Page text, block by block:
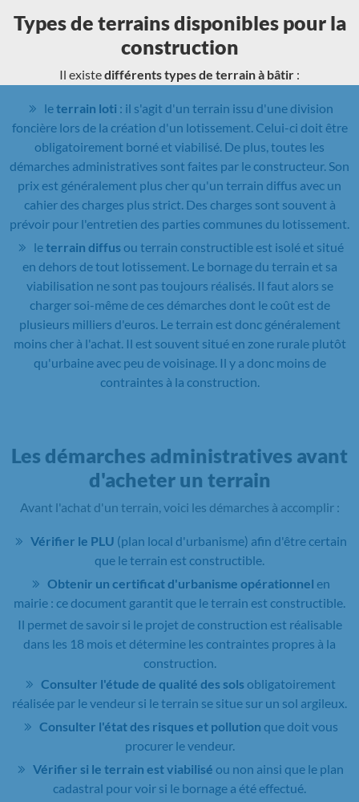
Types de terrains disponibles pour la
construction
Il existedifférents types de terrain à bâtir :
leterrain loti : il s'agit d'un terrain issu d'une division
foncière lors de la création d'un lotissement. Celui-ci doit être
obligatoirement borné et viabilisé. De plus, toutes les
démarches administratives sont faites par le constructeur. Son
prix est généralement plus cher qu'un terrain diffus avec un
cahier des charges plus strict. Des charges sont souvent à
prévoir pour l'entretien des parties communes du lotissement.
leterrain diffusou terrain constructible est isolé et situé
en dehors de tout lotissement. Le bornage du terrain et sa
viabilisation ne sont pas toujours réalisés. Il faut alors se
charger soi-même de ces démarches dont le coût est de
plusieurs milliers d'euros. Le terrain est donc généralement
moins cher à l'achat. Il est souvent situé en zone rurale plutôt
qu'urbaine avec peu de voisinage. Il y a donc moins de
contraintes à la construction.
Les démarches administratives avant
d'acheter un terrain
Avant l'achat d'un terrain, voici les démarches à accomplir :
Vérifier le PLU (plan local d'urbanisme) afin d'être certain
que le terrain est constructible.
Obtenir un certificat d'urbanisme opérationnel en
mairie : ce document garantit que le terrain est constructible.
Il permet de savoir si le projet de construction est réalisable
dans les 18 mois et détermine les contraintes propres à la
construction.
Consulter l'étude de qualité des sols obligatoirement
réalisée par le vendeur si le terrain se situe sur un sol argileux.
Consulter l'état des risques et pollution que doit vous
procurer le vendeur.
Vérifier si le terrain est viabilisé ou non ainsi que le plan
cadastral pour voir si le bornage a été effectué.